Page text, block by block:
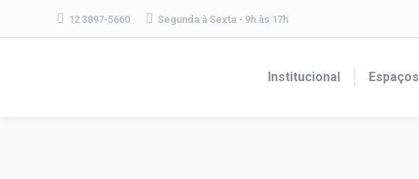
12 3897-5660 Segunda à Sexta - 9h às 17h
Institucional Espaços